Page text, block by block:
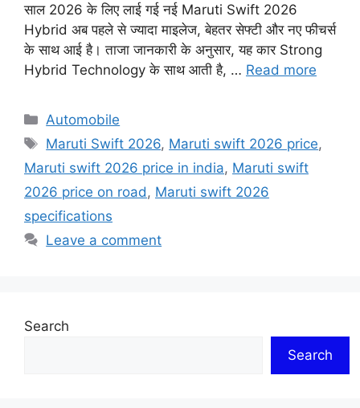
साल 2026 के लिए लाई गई नई Maruti Swift 2026
Hybrid अब पहले से ज्यादा माइलेज, बेहतर सेफ्टी और नए फीचर्स
के साथ आई है। ताजा जानकारी के अनुसार, यह कार Strong
Hybrid Technology के साथ आती है, … Read more
Categories
Automobile
Tags
Maruti Swift 2026, Maruti swift 2026 price,
Maruti swift 2026 price in india, Maruti swift
2026 price on road , Maruti swift 2026
specifications
Leave a comment
Search
Search